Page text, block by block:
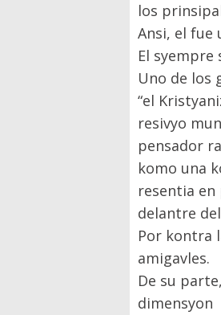
los
Ansi, el fue
El
Uno de los
“el
resivyo
pensador
komo una
resentia en
delantre
Por kontra
amigavles.
De su
dimensyon